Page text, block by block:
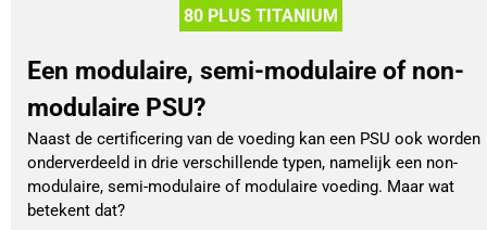
80 PLUS TITANIUM
Een modulaire, semi-modulaire of non-
modulaire PSU?
Naast de certificering van de voeding kan een PSU ook worden
onderverdeeld in drie verschillende typen, namelijk een non-
modulaire, semi-modulaire of modulaire voeding. Maar wat
betekent dat?